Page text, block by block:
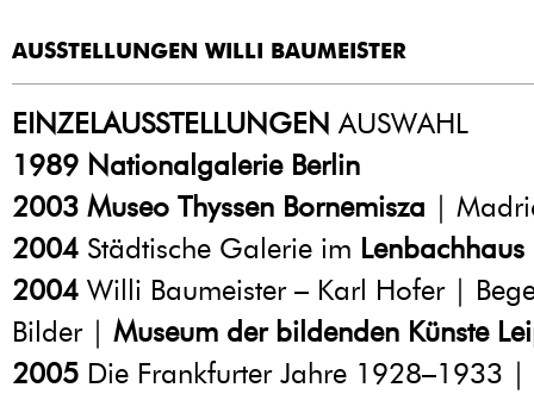
AUSSTELLUNGEN WILLI BAUMEISTER
EINZELAUSSTELLUNGEN AUSWAHL
1989 Nationalgalerie Berlin
2003 Museo Thyssen Bornemisza |
2004 Städtische Galerie im Lenbachhaus
2004 Willi Baumeister – Karl Hofer |
Bilder | Museum der bildenden Künste
2005 Die Frankfurter Jahre 1928–1933 |